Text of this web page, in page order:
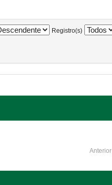
Registro(s)
Anterior